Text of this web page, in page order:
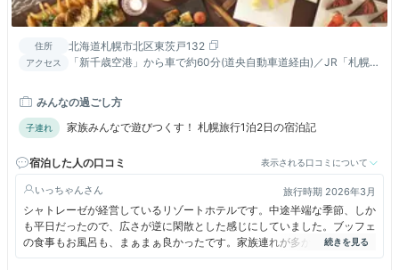
住所 北海道札幌市北区東茨戸132
アクセス
「新千歳空港」から車で約60分(道央自動車道経由)／JR「札幌
みんなの過ごし方
子連れ 家族みんなで遊びつくす！ 札幌旅行1泊2日の宿泊記
宿泊した人の口コミ 表示される口コミについて
いっちゃん 旅行時期 2026年3月
シャトレーゼが経営しているリゾートホテルです。中途半端な季節、しか
も平日だったので、広さが逆に閑散とした感じにしていました。ブッフェ
の食事もお風呂も、まぁまぁ良かったです。家族連れが多かったですが、
訪れた人を満たしてくれる雰囲気がこのホテルにはあったようなきがしま